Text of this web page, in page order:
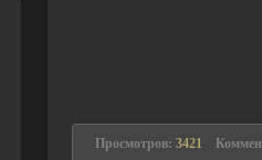
Просмотров: 3421